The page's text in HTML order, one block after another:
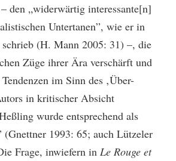
den „widerwärtig interessante[n]
Untertanen”, wie er in
(H. Mann 2005: 31) –, die
Züge ihrer Ära verschärft und
im Sinn des ‚Über-
in kritischer Absicht
wurde entsprechend als
(Gnettner 1993: 65; auch Lützeler
Frage, inwiefern in Le Rouge et